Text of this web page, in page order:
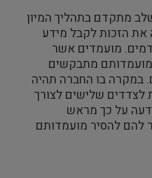
מתקדם בתהליך המיון
הזכות לקבל מידע
מועמדים אשר
מועמדותם מתבקשים
במקרה בו החברה תהיה
לצדדים שלישים לצורך
על כך מראש
להם להסיר מועמדותם